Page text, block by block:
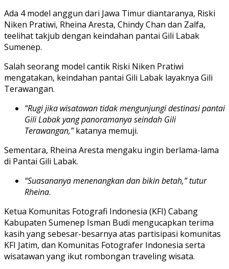
Ada 4 model anggun dari Jawa Timur diantaranya, Riski
Niken Pratiwi, Rheina Aresta, Chindy Chan dan Zalfa,
teelihat takjub dengan keindahan pantai Gili Labak
Sumenep.
Salah seorang model cantik Riski Niken Pratiwi
mengatakan, keindahan pantai Gili Labak layaknya Gili
Terawangan.
“Rugi jika wisatawan tidak mengunjungi destinasi pantai
Gili Labak yang panoramanya seindah Gili
Terawangan,”katanya memuji.
Sementara, Rheina Aresta mengaku ingin berlama-lama
di Pantai Gili Labak.
“Suasananya menenangkan dan bikin betah,” tutur
Rheina.
Ketua Komunitas Fotografi Indonesia (KFI) Cabang
Kabupaten Sumenep Isman Budi mengucapkan terima
kasih yang sebesar-besarnya atas partisipasi komunitas
KFI Jatim, dan Komunitas Fotografer Indonesia serta
wisatawan yang ikut rombongan traveling wisata.